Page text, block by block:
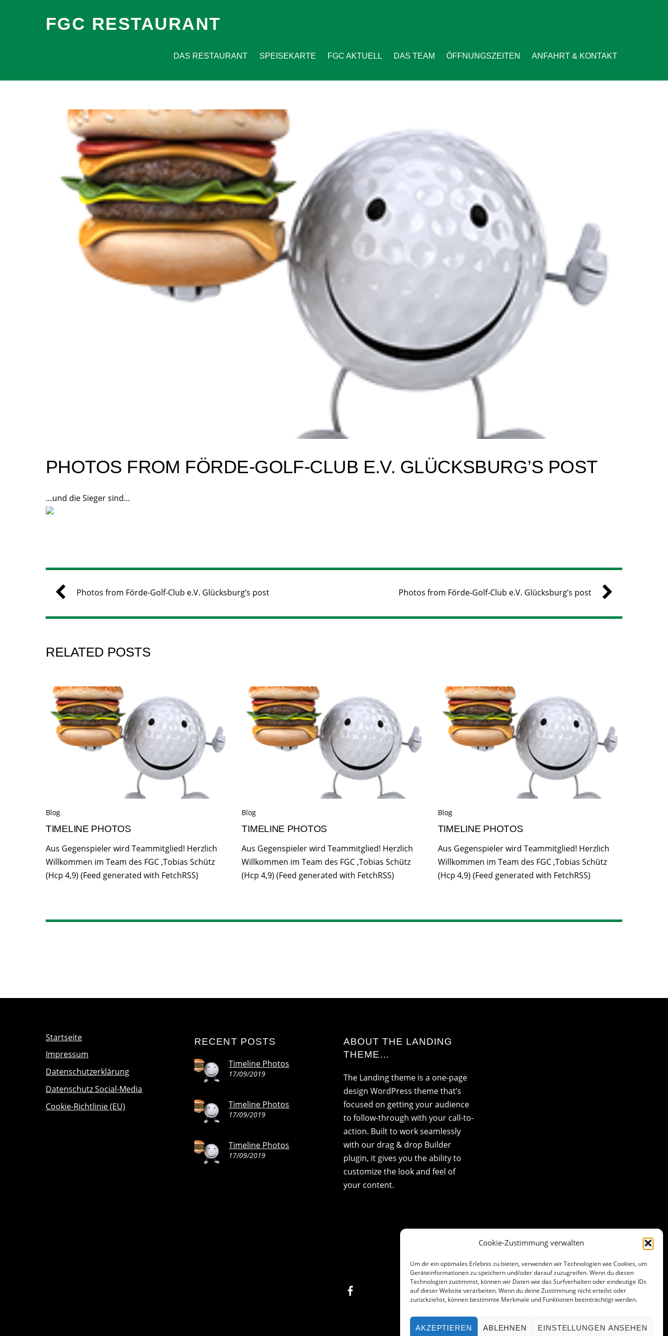
Cookie-Zustimmung verwalten
Um dir ein optimales Erlebnis zu bieten, verwenden wir Technologien wie Cookies, um
Geräteinformationen zu speichern und/oder darauf zuzugreifen. Wenn du diesen
Technologien zustimmst, können wir Daten wie das Surfverhalten oder eindeutige IDs
auf dieser Website verarbeiten. Wenn du deine Zustimmung nicht erteilst oder
zurückziehst, können bestimmte Merkmale und Funktionen beeinträchtigt werden.
AKZEPTIEREN ABLEHNEN EINSTELLUNGEN ANSEHEN
FGC RESTAURANT
DAS RESTAURANT SPEISEKARTE FGC AKTUELL DAS TEAM ÖFFNUNGSZEITEN ANFAHRT & KONTAKT
PHOTOS FROM FÖRDE-GOLF-CLUB E.V. GLÜCKSBURG’S POST
…und die Sieger sind…
Photos from Förde-Golf-Club e.V. Glücksburg’s post Photos from Förde-Golf-Club e.V. Glücksburg’s post
RELATED POSTS
Blog
TIMELINE PHOTOS
Aus Gegenspieler wird Teammitglied! Herzlich
Willkommen im Team des FGC ,Tobias Schütz
(Hcp 4,9) (Feed generated with FetchRSS)
Blog
TIMELINE PHOTOS
Aus Gegenspieler wird Teammitglied! Herzlich
Willkommen im Team des FGC ,Tobias Schütz
(Hcp 4,9) (Feed generated with FetchRSS)
Blog
TIMELINE PHOTOS
Aus Gegenspieler wird Teammitglied! Herzlich
Willkommen im Team des FGC ,Tobias Schütz
(Hcp 4,9) (Feed generated with FetchRSS)
Startseite
Impressum
Datenschutzerklärung
Datenschutz Social-Media
Cookie-Richtlinie (EU)
RECENT POSTS
Timeline Photos
17/09/2019
Timeline Photos
17/09/2019
Timeline Photos
17/09/2019
ABOUT THE LANDING
THEME…
The Landing theme is a one-page
design WordPress theme that’s
focused on getting your audience
to follow-through with your call-to-
action. Built to work seamlessly
with our drag & drop Builder
plugin, it gives you the ability to
customize the look and feel of
your content.